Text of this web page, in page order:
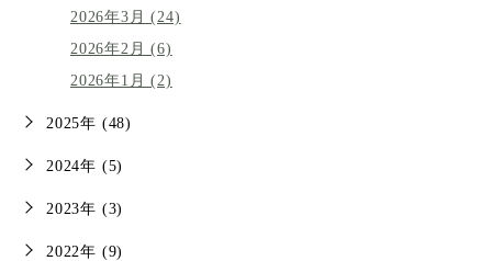
2026年3月 (24)
2026年2月 (6)
2026年1月 (2)
2025年 (48)
2024年 (5)
2023年 (3)
2022年 (9)